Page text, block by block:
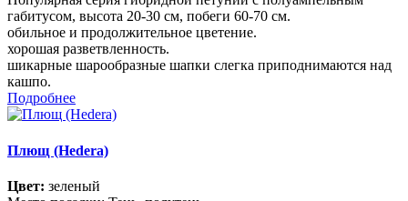
габитусом, высота 20-30 см, побеги 60-70 см.
обильное и продолжительное цветение.
хорошая разветвленность.
шикарные шарообразные шапки слегка приподнимаются над
кашпо.
Подробнее
Плющ (Hedera)
Цвет: зеленый